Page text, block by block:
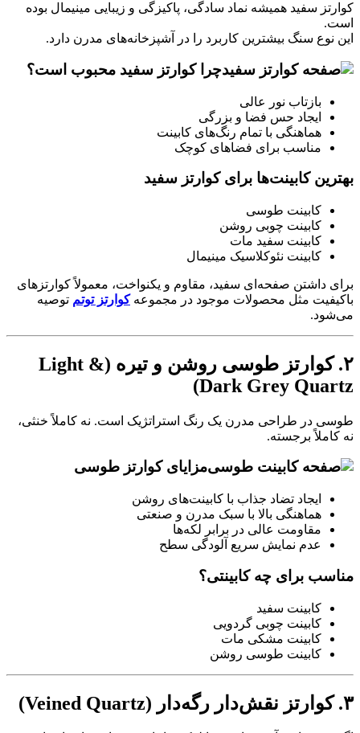
کوارتز سفید همیشه نماد سادگی، پاکیزگی و زیبایی مینیمال بوده
است.
این نوع سنگ بیشترین کاربرد را در آشپزخانه‌های مدرن دارد.
چرا کوارتز سفید محبوب است؟
بازتاب نور عالی
ایجاد حس فضا و بزرگی
هماهنگی با تمام رنگ‌های کابینت
مناسب برای فضاهای کوچک
بهترین کابینت‌ها برای کوارتز سفید
کابینت طوسی
کابینت چوبی روشن
کابینت سفید مات
کابینت نئوکلاسیک مینیمال
برای داشتن صفحه‌ای سفید، مقاوم و یکنواخت، معمولاً کوارتزهای
باکیفیت مثل محصولات موجود در مجموعهکوارتز توتم توصیه
می‌شود.
۲. کوارتز طوسی روشن و تیره (Light &
Dark Grey Quartz)
طوسی در طراحی مدرن یک رنگ استراتژیک است. نه کاملاً خنثی،
نه کاملاً برجسته.
مزایای کوارتز طوسی
ایجاد تضاد جذاب با کابینت‌های روشن
هماهنگی بالا با سبک مدرن و صنعتی
مقاومت عالی در برابر لکه‌ها
عدم نمایش سریع آلودگی سطح
مناسب برای چه کابینتی؟
کابینت سفید
کابینت چوبی گردویی
کابینت مشکی مات
کابینت طوسی روشن
۳. کوارتز نقش‌دار رگه‌دار (Veined Quartz)